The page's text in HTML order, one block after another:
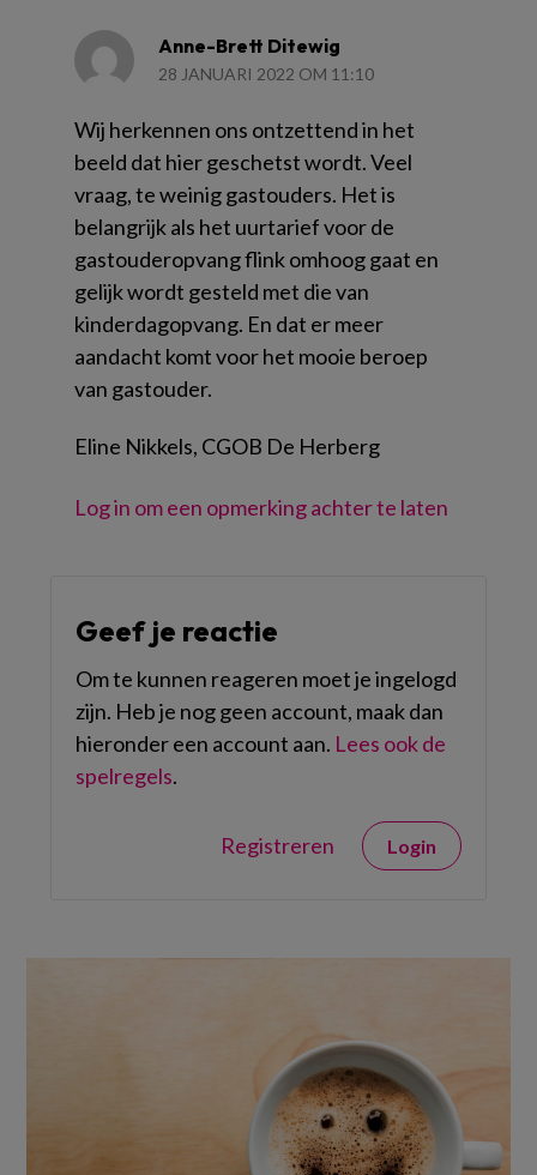
Anne-Brett Ditewig
28 JANUARI 2022 OM 11:10
Wij herkennen ons ontzettend in het
beeld dat hier geschetst wordt. Veel
vraag, te weinig gastouders. Het is
belangrijk als het uurtarief voor de
gastouderopvang flink omhoog gaat en
gelijk wordt gesteld met die van
kinderdagopvang. En dat er meer
aandacht komt voor het mooie beroep
van gastouder.
Eline Nikkels, CGOB De Herberg
Log in om een opmerking achter te laten
Geef je reactie
Om te kunnen reageren moet je ingelogd
zijn. Heb je nog geen account, maak dan
hieronder een account aan. Lees ook de
spelregels.
Registreren Login